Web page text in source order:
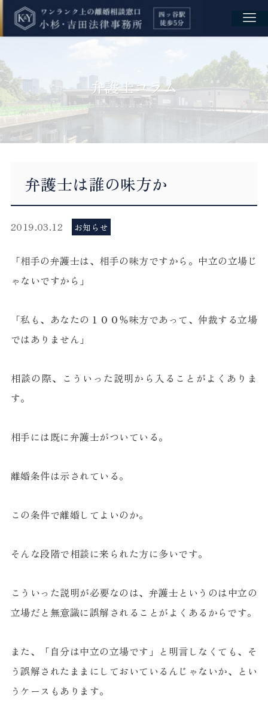
弁護士コラム
弁護士は誰の味方か
2019.03.12 お知らせ
「相手の弁護士は、相手の味方ですから。中立の立場じ
ゃないですから」
「私も、あなたの１００％味方であって、仲裁する立場
ではありません」
相談の際、こういった説明から入ることがよくありま
す。
相手には既に弁護士がついている。
離婚条件は示されている。
この条件で離婚してよいのか。
そんな段階で相談に来られた方に多いです。
こういった説明が必要なのは、弁護士というのは中立の
立場だと無意識に誤解されることがよくあるからです。
また、「自分は中立の立場です」と明言しなくても、そ
う誤解されたままにしておいているんじゃないか、とい
うケースもあります。